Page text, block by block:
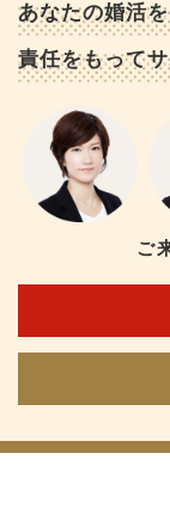
あなたの婚活
責任をもって
ご